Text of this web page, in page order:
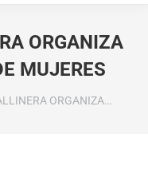
ORGANIZA
MUJERES
ORGANIZA…